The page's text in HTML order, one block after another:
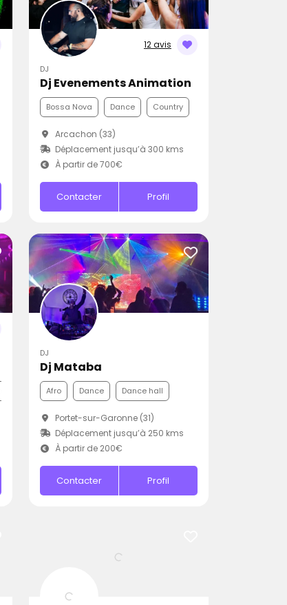
12 avis
DJ
Dj Evenements Animation
Bossa Nova Dance Country
Arcachon (33)
Déplacement jusqu’à 300 kms
À partir de 700€
Contacter Profil
DJ
Dj Mataba
Afro Dance Dance hall
Portet-sur-Garonne (31)
Déplacement jusqu’à 250 kms
À partir de 200€
Contacter Profil